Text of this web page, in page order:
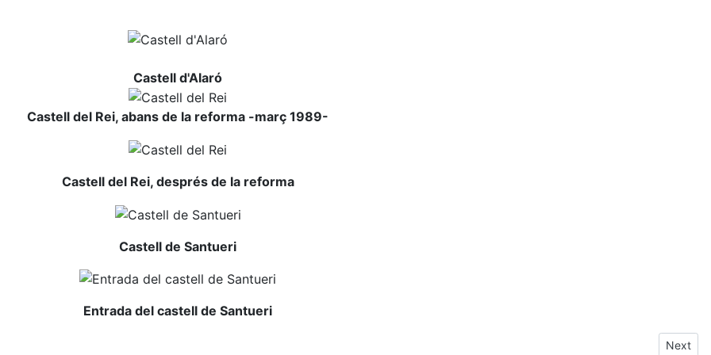
Castell d'Alaró
Castell del Rei, abans de la reforma -març 1989-
Castell del Rei, després de la reforma
Castell de Santueri
Entrada del castell de Santueri
Next
Next